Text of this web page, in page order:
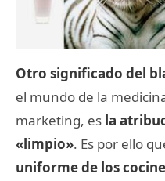
Otro significado del
el mundo de la
marketing, es la
«limpio». Es por ello
uniforme de los